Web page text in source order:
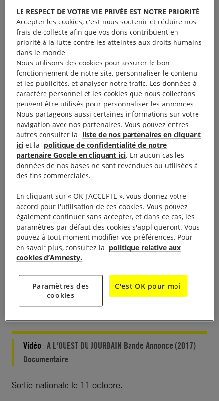
Jourdain », le réalisateur Amos Gitaï se rend à
nouveau, 35 ans après « Journal de campagne »
(1982), en Cisjordanie occupée. Au gré de ses
rencontres, il est témoin des efforts des citoyens
israéliens et palestiniens pour tenter de dépasser les
conséquences d’uneoccupationqui dure depuis
cinquante ans.
Le visionnage de cette vidéo entraîne un
dépôt de cookies de la part de YouTube. Si
vous souhaitez lire la vidéo, vous devez
consentir aux cookies pour une publicité
ciblée en cliquant sur le bouton ci-dessous.
Vidéo : A L'OUEST DU JOURDAIN Bande Annonce (2017)
Documentaire
Sortie nationale le 11 octobre.
LE RESPECT DE VOTRE VIE PRIVÉE EST NOTRE PRIORITÉ
Accepter les cookies, c'est nous soutenir et réduire nos
frais de collecte afin que vos dons contribuent en
priorité à la lutte contre les atteintes aux droits humains
dans le monde.
Nous utilisons des cookies pour assurer le bon
fonctionnement de notre site, personnaliser le contenu
et les publicités, et analyser notre trafic. Les données à
caractère personnel et les cookies que nous collectons
peuvent être utilisés pour personnaliser les annonces.
Nous partageons aussi certaines informations sur votre
navigation avec nos partenaires. Vous pouvez entres
autres consulter la liste de nos partenaires en cliquant
ici et la politique de confidentialité de notre
partenaire Google en cliquant ici. En aucun cas les
données de nos bases ne sont revendues ou utilisées à
des fins commerciales.
En cliquant sur « OK J'ACCEPTE », vous donnez votre
accord pour l'utilisation de ces cookies. Vous pouvez
également continuer sans accepter, et dans ce cas, les
paramètres par défaut des cookies s'appliqueront. Vous
pouvez à tout moment modifier vos préférences. Pour
en savoir plus, consultez la politique relative aux
cookies d’Amnesty.
Paramètres des
cookies
C'est OK pour moi